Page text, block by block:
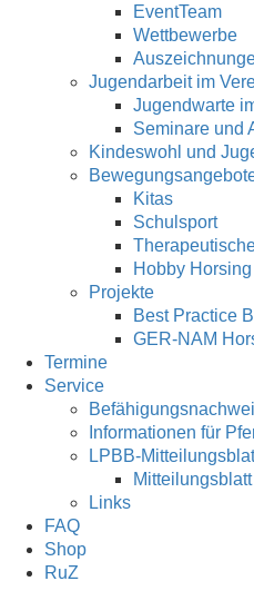
EventTeam
Wettbewerbe
Jugendarbeit im
Jugendwarte
Seminare und
Kindeswohl und
Kitas
Schulsport
Hobby Horsing
Projekte
Best Practice
GER-NAM
Termine
Service
Informationen für
LPBB-
Links
FAQ
Shop
RuZ